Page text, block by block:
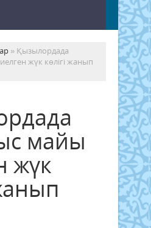
» Қызылордада
жүк көлігі жанып
майы
жүк